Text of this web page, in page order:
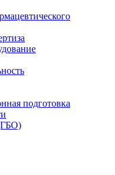
подготовка